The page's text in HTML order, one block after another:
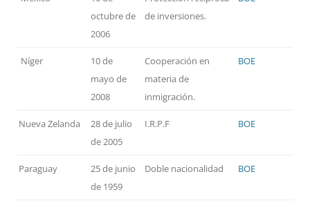
octubre de
2006
de inversiones.
Níger
10 de
mayo de
2008
Cooperación en
materia de
inmigración.
BOE
Nueva Zelanda
28 de julio
de 2005
I.R.P.F BOE
Paraguay
25 de junio
de 1959
Doble nacionalidad BOE